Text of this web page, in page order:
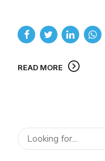
READ MORE